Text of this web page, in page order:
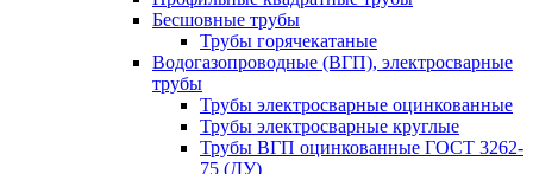
Бесшовные трубы
Трубы горячекатаные
Водогазопроводные (ВГП), электросварные
трубы
Трубы электросварные оцинкованные
Трубы электросварные круглые
Трубы ВГП оцинкованные ГОСТ 3262-
75 (ДУ)